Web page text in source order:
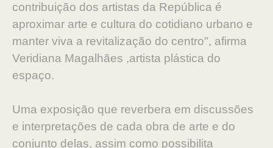
contribuição dos artistas da República é
aproximar arte e cultura do cotidiano urbano e
manter viva a revitalização do centro", afirma
Veridiana Magalhães ,artista plástica do
espaço.
Uma exposição que reverbera em discussões
e interpretações de cada obra de arte e do
conjunto delas, assim como possibilita